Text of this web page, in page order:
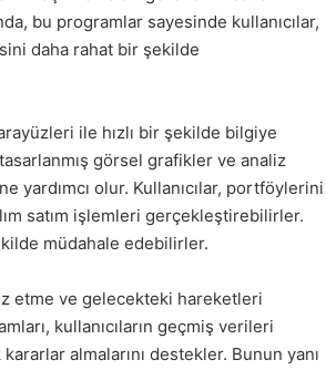
bu programlar sayesinde kullanıcılar,
daha rahat bir şekilde
ile hızlı bir şekilde bilgiye
görsel grafikler ve analiz
yardımcı olur. Kullanıcılar, portföylerini
satım işlemleri gerçekleştirebilirler.
müdahale edebilirler.
etme ve gelecekteki hareketleri
kullanıcıların geçmiş verileri
almalarını destekler. Bunun yanı